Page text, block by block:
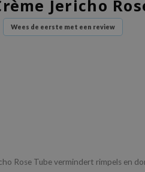
Jericho
Wees de eerste met een review
Rose Tube vermindert rimpels en